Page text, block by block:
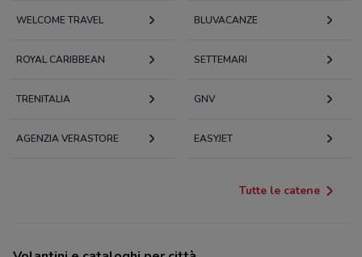
WELCOME TRAVEL BLUVACANZE
ROYAL CARIBBEAN SETTEMARI
TRENITALIA GNV
AGENZIA VERASTORE EASYJET
Tutte le catene